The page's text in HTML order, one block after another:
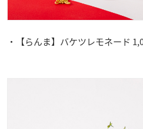
・【らんま】バケツレモネード